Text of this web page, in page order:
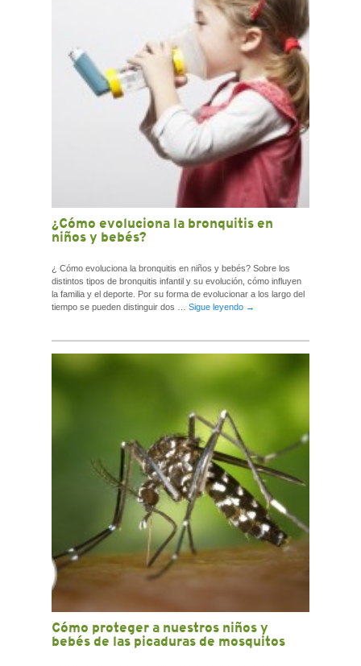
¿Cómo evoluciona la bronquitis en
niños y bebés?
¿ Cómo evoluciona la bronquitis en niños y bebés? Sobre los
distintos tipos de bronquitis infantil y su evolución, cómo influyen
la familia y el deporte. Por su forma de evolucionar a los largo del
tiempo se pueden distinguir dos … Sigue leyendo →
Cómo proteger a nuestros niños y
bebés de las picaduras de mosquitos